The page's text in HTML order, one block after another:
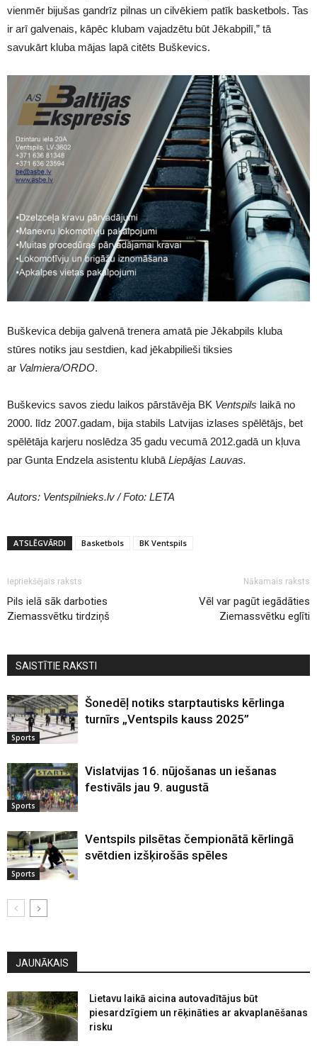
vienmēr bijušas gandrīz pilnas un cilvēkiem patīk basketbols. Tas
ir arī galvenais, kāpēc klubam vajadzētu būt Jēkabpilī,” tā
savukārt kluba mājas lapā citēts Buškevics.
Buškevica debija galvenā trenera amatā pie Jēkabpils kluba
stūres notiks jau sestdien, kad jēkabpilieši tiksies
ar Valmiera/ORDO.
Buškevics savos ziedu laikos pārstāvēja BK Ventspils laikā no
2000. līdz 2007.gadam, bija stabils Latvijas izlases spēlētājs, bet
spēlētāja karjeru noslēdza 35 gadu vecumā 2012.gadā un kļuva
par Gunta Endzela asistentu klubā Liepājas Lauvas.
Autors: Ventspilnieks.lv / Foto: LETA
ATSLĒGVĀRDI Basketbols BK Ventspils
Iepriekšējais raksts
Pils ielā sāk darboties
Ziemassvētku tirdziņš
Nākamais raksts
Vēl var pagūt iegādāties
Ziemassvētku eglīti
SAISTĪTIE RAKSTI
Sports
Šonedēļ notiks starptautisks kērlinga
turnīrs „Ventspils kauss 2025”
Sports
Vislatvijas 16. nūjošanas un iešanas
festivāls jau 9. augustā
Sports
Ventspils pilsētas čempionātā kērlingā
svētdien izšķirošās spēles
JAUNĀKAIS
Lietavu laikā aicina autovadītājus būt
piesardzīgiem un rēķināties ar akvaplanēšanas
risku